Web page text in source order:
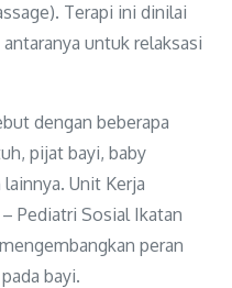
Terapi ini dinilai
untuk relaksasi
dengan beberapa
pijat bayi, baby
Unit Kerja
Pediatri Sosial Ikatan
peran
bayi.